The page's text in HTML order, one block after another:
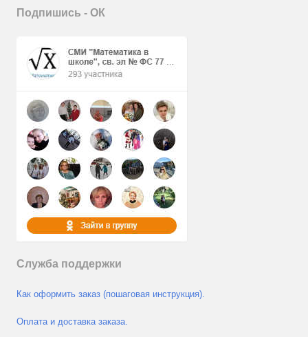
Подпишись - ОК
Служба поддержки
Как оформить заказ (пошаговая инструкция).
Оплата и доставка заказа.